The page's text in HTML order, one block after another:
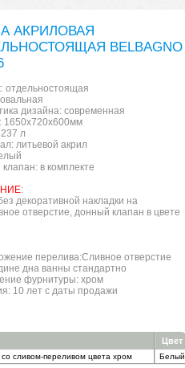
АКРИЛОВАЯ
BELBAGNO
отдельностоящая
дизайна: современная
1650x720x600мм
л
литьевой акрил
в комплекте
:
декоративной накладки на
отверстие, донный клапан в цвете
перелива:Сливное отверстие
дна ванны стандартно
фурнитуры: хром
10 лет с даты продажи
Цвет
сливом-переливом цвета хром Белый